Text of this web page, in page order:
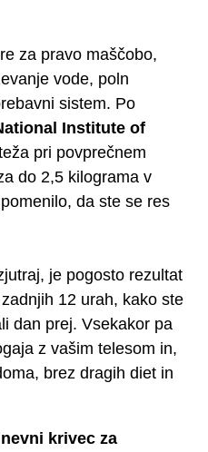
za pravo maščobo,
vode, poln
sistem. Po
Institute of
pri povprečnem
do 2,5 kilograma v
da ste se res
je pogosto rezultat
12 urah, kako ste
dan prej. Vsekakor pa
z vašim telesom in,
brez dragih diet in
krivec za